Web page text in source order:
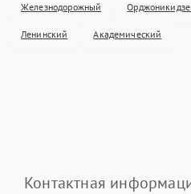
Железнодорожный
Ленинский Академический
Контактная